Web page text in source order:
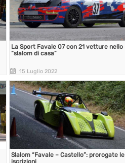
La Sport Favale 07 con 21 vetture nello
“slalom di casa”
15 Luglio 2022
Slalom “Favale – Castello”: prorogate le
iscrizioni